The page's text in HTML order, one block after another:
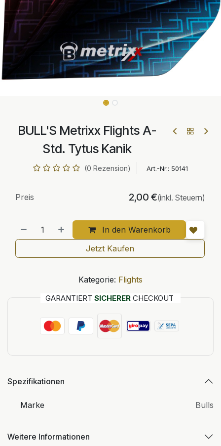
BULL'S Metrixx Flights A-
Std. Tytus Kanik
(0 Rezension) Art.-Nr.: 50141
In den Warenkorb
Preis 2,00 €(inkl. Steuern)
Jetzt Kaufen
Kategorie: Flights
GARANTIERT SICHERER CHECKOUT
Spezifikationen
Marke Bulls
Weitere Informationen